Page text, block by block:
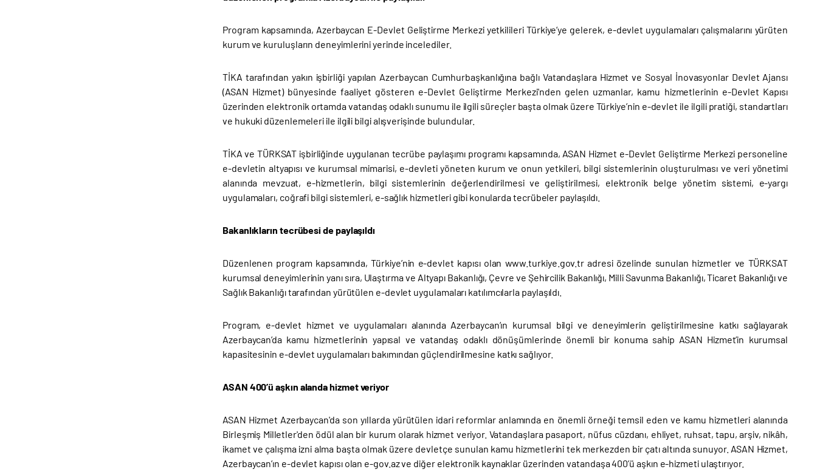
Program kapsamında, Azerbaycan E-Devlet Geliştirme Merkezi yetkilileri Türkiye’ye gelerek, e-devlet uygulamaları çalışmalarını yürüten
kurum ve kuruluşların deneyimlerini yerinde incelediler.
TİKA tarafından yakın işbirliği yapılan Azerbaycan Cumhurbaşkanlığına bağlı Vatandaşlara Hizmet ve Sosyal İnovasyonlar Devlet Ajansı
(ASAN Hizmet) bünyesinde faaliyet gösteren e-Devlet Geliştirme Merkezi'nden gelen uzmanlar, kamu hizmetlerinin e-Devlet Kapısı
üzerinden elektronik ortamda vatandaş odaklı sunumu ile ilgili süreçler başta olmak üzere Türkiye’nin e-devlet ile ilgili pratiği, standartları
ve hukuki düzenlemeleri ile ilgili bilgi alışverişinde bulundular.
TİKA ve TÜRKSAT işbirliğinde uygulanan tecrübe paylaşımı programı kapsamında, ASAN Hizmet e-Devlet Geliştirme Merkezi personeline
e-devletin altyapısı ve kurumsal mimarisi, e-devleti yöneten kurum ve onun yetkileri, bilgi sistemlerinin oluşturulması ve veri yönetimi
alanında mevzuat, e-hizmetlerin, bilgi sistemlerinin değerlendirilmesi ve geliştirilmesi, elektronik belge yönetim sistemi, e-yargı
uygulamaları, coğrafi bilgi sistemleri, e-sağlık hizmetleri gibi konularda tecrübeler paylaşıldı.
Bakanlıkların tecrübesi de paylaşıldı
Düzenlenen program kapsamında, Türkiye’nin e-devlet kapısı olan www.turkiye.gov.tr adresi özelinde sunulan hizmetler ve TÜRKSAT
kurumsal deneyimlerinin yanı sıra, Ulaştırma ve Altyapı Bakanlığı, Çevre ve Şehircilik Bakanlığı, Milli Savunma Bakanlığı, Ticaret Bakanlığı ve
Sağlık Bakanlığı tarafından yürütülen e-devlet uygulamaları katılımcılarla paylaşıldı.
Program, e-devlet hizmet ve uygulamaları alanında Azerbaycan’ın kurumsal bilgi ve deneyimlerin geliştirilmesine katkı sağlayarak
Azerbaycan’da kamu hizmetlerinin yapısal ve vatandaş odaklı dönüşümlerinde önemli bir konuma sahip ASAN Hizmet’in kurumsal
kapasitesinin e-devlet uygulamaları bakımından güçlendirilmesine katkı sağlıyor.
ASAN 400’ü aşkın alanda hizmet veriyor
ASAN Hizmet Azerbaycan'da son yıllarda yürütülen idari reformlar anlamında en önemli örneği temsil eden ve kamu hizmetleri alanında
Birleşmiş Milletler'den ödül alan bir kurum olarak hizmet veriyor. Vatandaşlara pasaport, nüfus cüzdanı, ehliyet, ruhsat, tapu, arşiv, nikâh,
ikamet ve çalışma izni alma başta olmak üzere devletçe sunulan kamu hizmetlerini tek merkezden bir çatı altında sunuyor. ASAN Hizmet,
Azerbaycan’ın e-devlet kapısı olan e-gov.az ve diğer elektronik kaynaklar üzerinden vatandaşa 400’ü aşkın e-hizmeti ulaştırıyor.